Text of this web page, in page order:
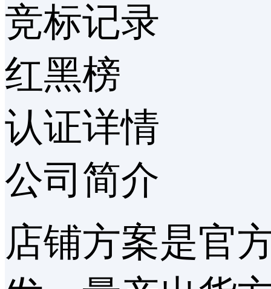
竞标记录
红黑榜
认证详情
公司简介
店铺方案是官